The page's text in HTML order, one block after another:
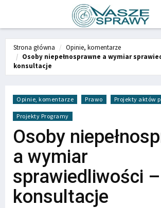
Strona główna
Opinie, komentarze
Osoby niepełnosprawne a wymiar
konsultacje
Opinie, komentarze Prawo Projekty aktów
Projekty Programy
Osoby
a wymiar
sprawiedliwości –
konsultacje